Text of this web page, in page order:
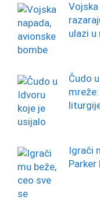
Vojska
ulazi u
Čudo
Igrači